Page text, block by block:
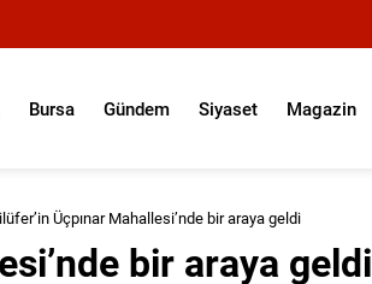
Bursa Gündem Siyaset Magazin
Üçpınar Mahallesi’nde bir araya geldi
bir araya geldi